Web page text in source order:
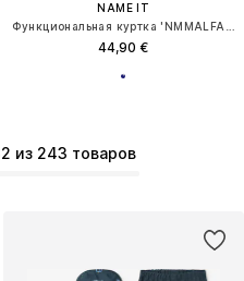
NAME IT
44,90 €
из 243 товаров